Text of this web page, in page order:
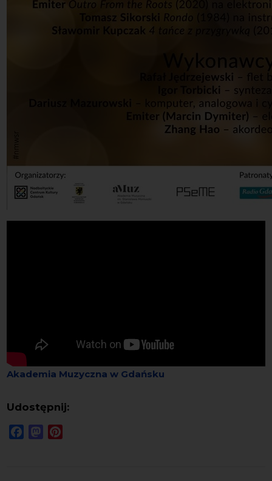
Akademia Muzyczna w Gdańsku
Udostępnij:
FacebookMastodon